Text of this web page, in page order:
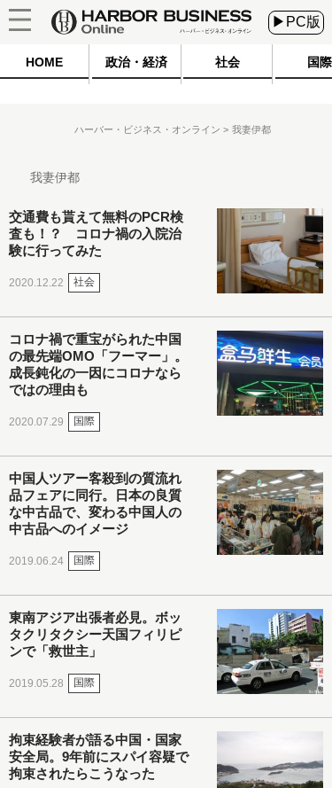
▶PC版
HOME 政治・経済 社会 国際
ハーバー・ビジネス・オンライン 我妻伊都
我妻伊都
交通費も貰えて無料のPCR検
査も！？ コロナ禍の入院治
験に行ってみた
2020.12.22 社会
コロナ禍で重宝がられた中国
の最先端OMO「フーマー」。
成長鈍化の一因にコロナなら
ではの理由も
2020.07.29 国際
中国人ツアー客殺到の質流れ
品フェアに同行。日本の良質
な中古品で、変わる中国人の
中古品へのイメージ
2019.06.24 国際
東南アジア出張者必見。ボッ
タクリタクシー天国フィリピ
ンで「救世主」
2019.05.28 国際
拘束経験者が語る中国・国家
安全局。9年前にスパイ容疑で
拘束されたらこうなった